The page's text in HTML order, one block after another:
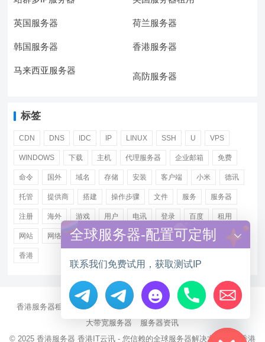
英国服务器 荷兰服务器
韩国服务器 香港服务器
马来西亚服务器
高防服务器
标签
CDN DNS IDC IP LINUX SSH U VPS
WINDOWS 下载 主机 代理服务器 企业邮箱 免费
命令 国外 域名 存储 安装 客户端 小米 德讯
托管 提供商 搭建 操作步骤 文件 服务 服务器
注册 海外 游戏 用户 电讯 登录 百度 租用
网站 网络 腾讯 虚拟主机 证书 配置 阿里
香港
香港服务器租用 海外CN2服务器 站群多IP服务器
海外云服务器
大带宽服务器
服务器资讯
© 2025 香港服务器 香港IT云讯 - 您信赖的全球服务器解决方案伙伴 香港
Hide chaty
全球服务器-配置可定制
联系我们免费试用，获取测试IP